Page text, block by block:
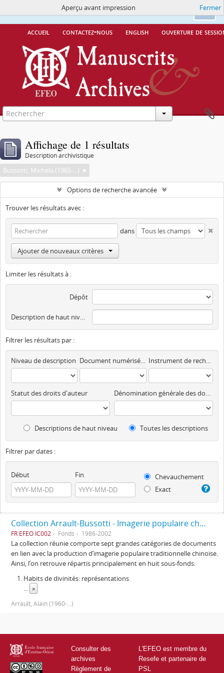
Ok
Ce site utilise des cookiesMore Info.
accueil contactez-nous english ouverture de
Aperçu avant impression Fermer
Affichage de 1 résultats
Description archivistique
Bussotti, Michela (1965-...)
Options de recherche avancée
Trouver les résultats avec :
dans
Ajouter de nouveaux critères
Limiter les résultats à :
Dépôt
Description de haut niveau
Filtrer les résultats par :
Niveau de description Document numérisé disponible Instrument de recherche
Statut des droits d'auteur Dénomination générale des documents
Descriptions de haut niveau Toutes les descriptions
Filtrer par dates :
Début Fin
Chevauchement
Exact
Collection Arrault-Bussotti - Imagerie populaire chinoise
FR EFEO IC002 Fonds 1986-2002
La collection réunie comporte sept grandes catégories de documents
en lien avec la production d’imagerie populaire traditionnelle chinoise.
Ainsi, l’on retrouve répartis principalement en huit sous-fonds:
Habits de divinités: représentations
... »
Arrault, Alain (1960-...)
Consulter des
archives
Règlement de
L'EFEO est membre du
Resefe et partenaire de
PSL